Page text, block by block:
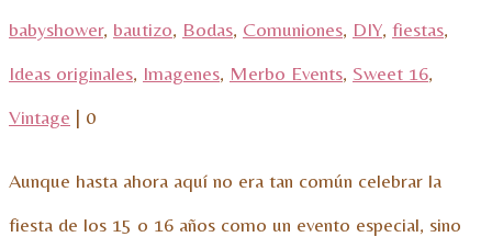
babyshower, bautizo, Bodas, Comuniones, DIY, fiestas,
Ideas originales, Imagenes, Merbo Events, Sweet 16,
Vintage | 0
Aunque hasta ahora aquí no era tan común celebrar la
fiesta de los 15 o 16 años como un evento especial, sino